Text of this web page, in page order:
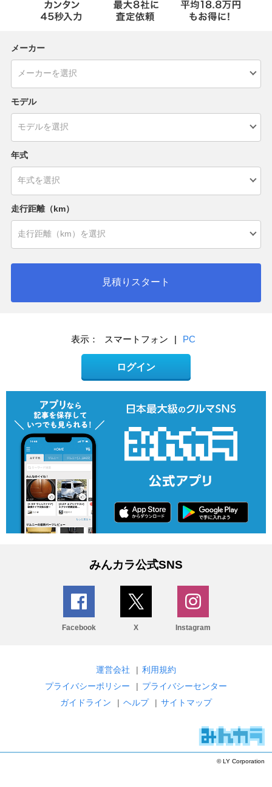
メーカー
モデル
年式
走行距離（km）
見積りスタート
表示： スマートフォン | PC
ログイン
みんカラ公式SNS
Facebook X Instagram
運営会社 | 利用規約
プライバシーポリシー
| プライバシーセンター
ガイドライン
| ヘルプ | サイトマップ
© LY Corporation